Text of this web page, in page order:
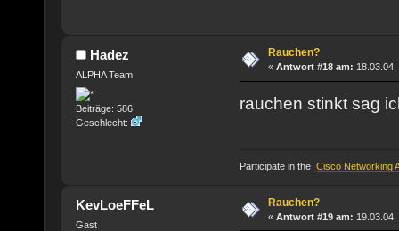
Hadez
ALPHA Team
Beiträge: 586
Geschlecht:
Rauchen?
« Antwort #18 am: 18.03.04,
rauchen stinkt sag
Participate in the Cisco Networking
KevLoeFFeL
Gast
Rauchen?
« Antwort #19 am: 19.03.04,